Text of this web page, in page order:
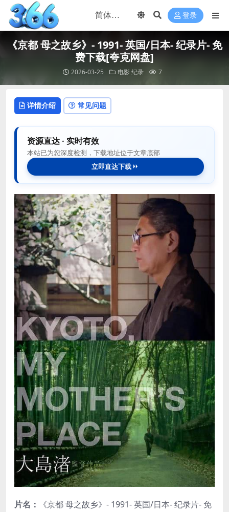
登录
《京都 母之故乡》- 1991- 英国/日本- 纪录片- 免
费下载[夸克网盘]
2026-03-25 电影纪录 7
详情介绍 常见问题
资源直达 · 实时有效
本站已为您深度检测，下载地址位于文章底部
立即直达下载
片名：
《京都 母之故乡》- 1991- 英国/日本- 纪录片- 免